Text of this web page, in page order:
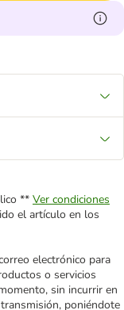
** Ver condiciones
el artículo en los
electrónico para
o servicios
sin incurrir en
poniéndote